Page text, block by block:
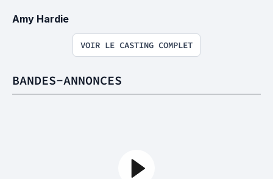
Amy Hardie
VOIR LE CASTING COMPLET
BANDES-ANNONCES